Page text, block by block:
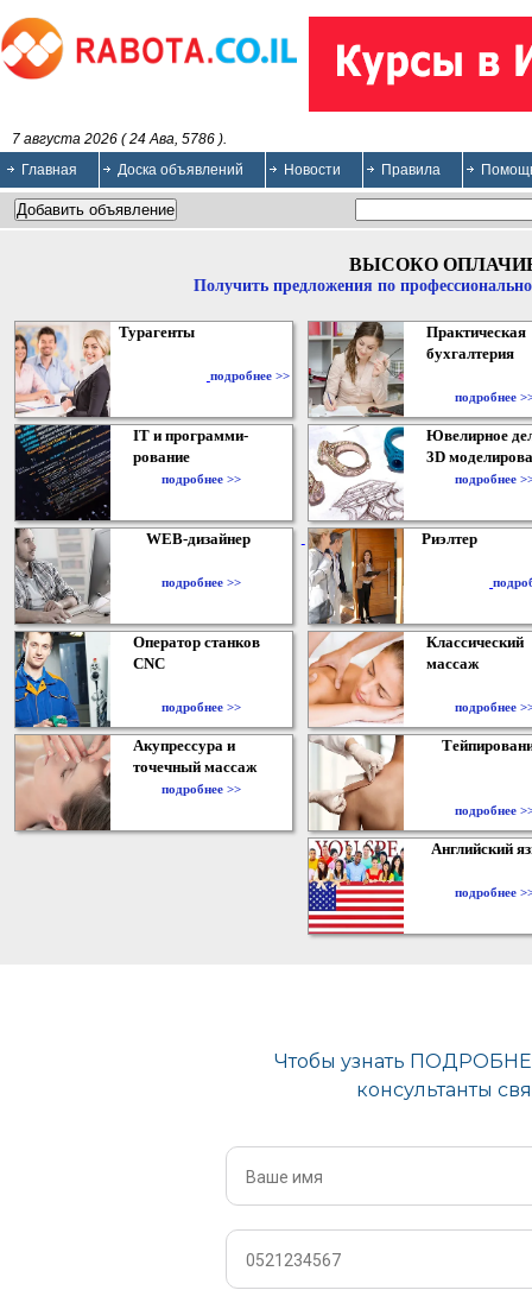
7 августа 2026 ( 24 Ава, 5786 ).
Главная
Доска объявлений Новости Правила
ВЫСОКО
Получить предложения по
Турагенты
подробнее >>
Практическая
бухгалтерия
подробнее
IT и программи-
рование
подробнее >>
Ювелирное
3D
подробнее
WEB-дизайнер
подробнее >>
Риэлтер
Оператор станков
CNC
подробнее >>
Классический
массаж
подробнее
Акупрессура и
точечный массаж
подробнее >>
подробнее
Английский
подробнее